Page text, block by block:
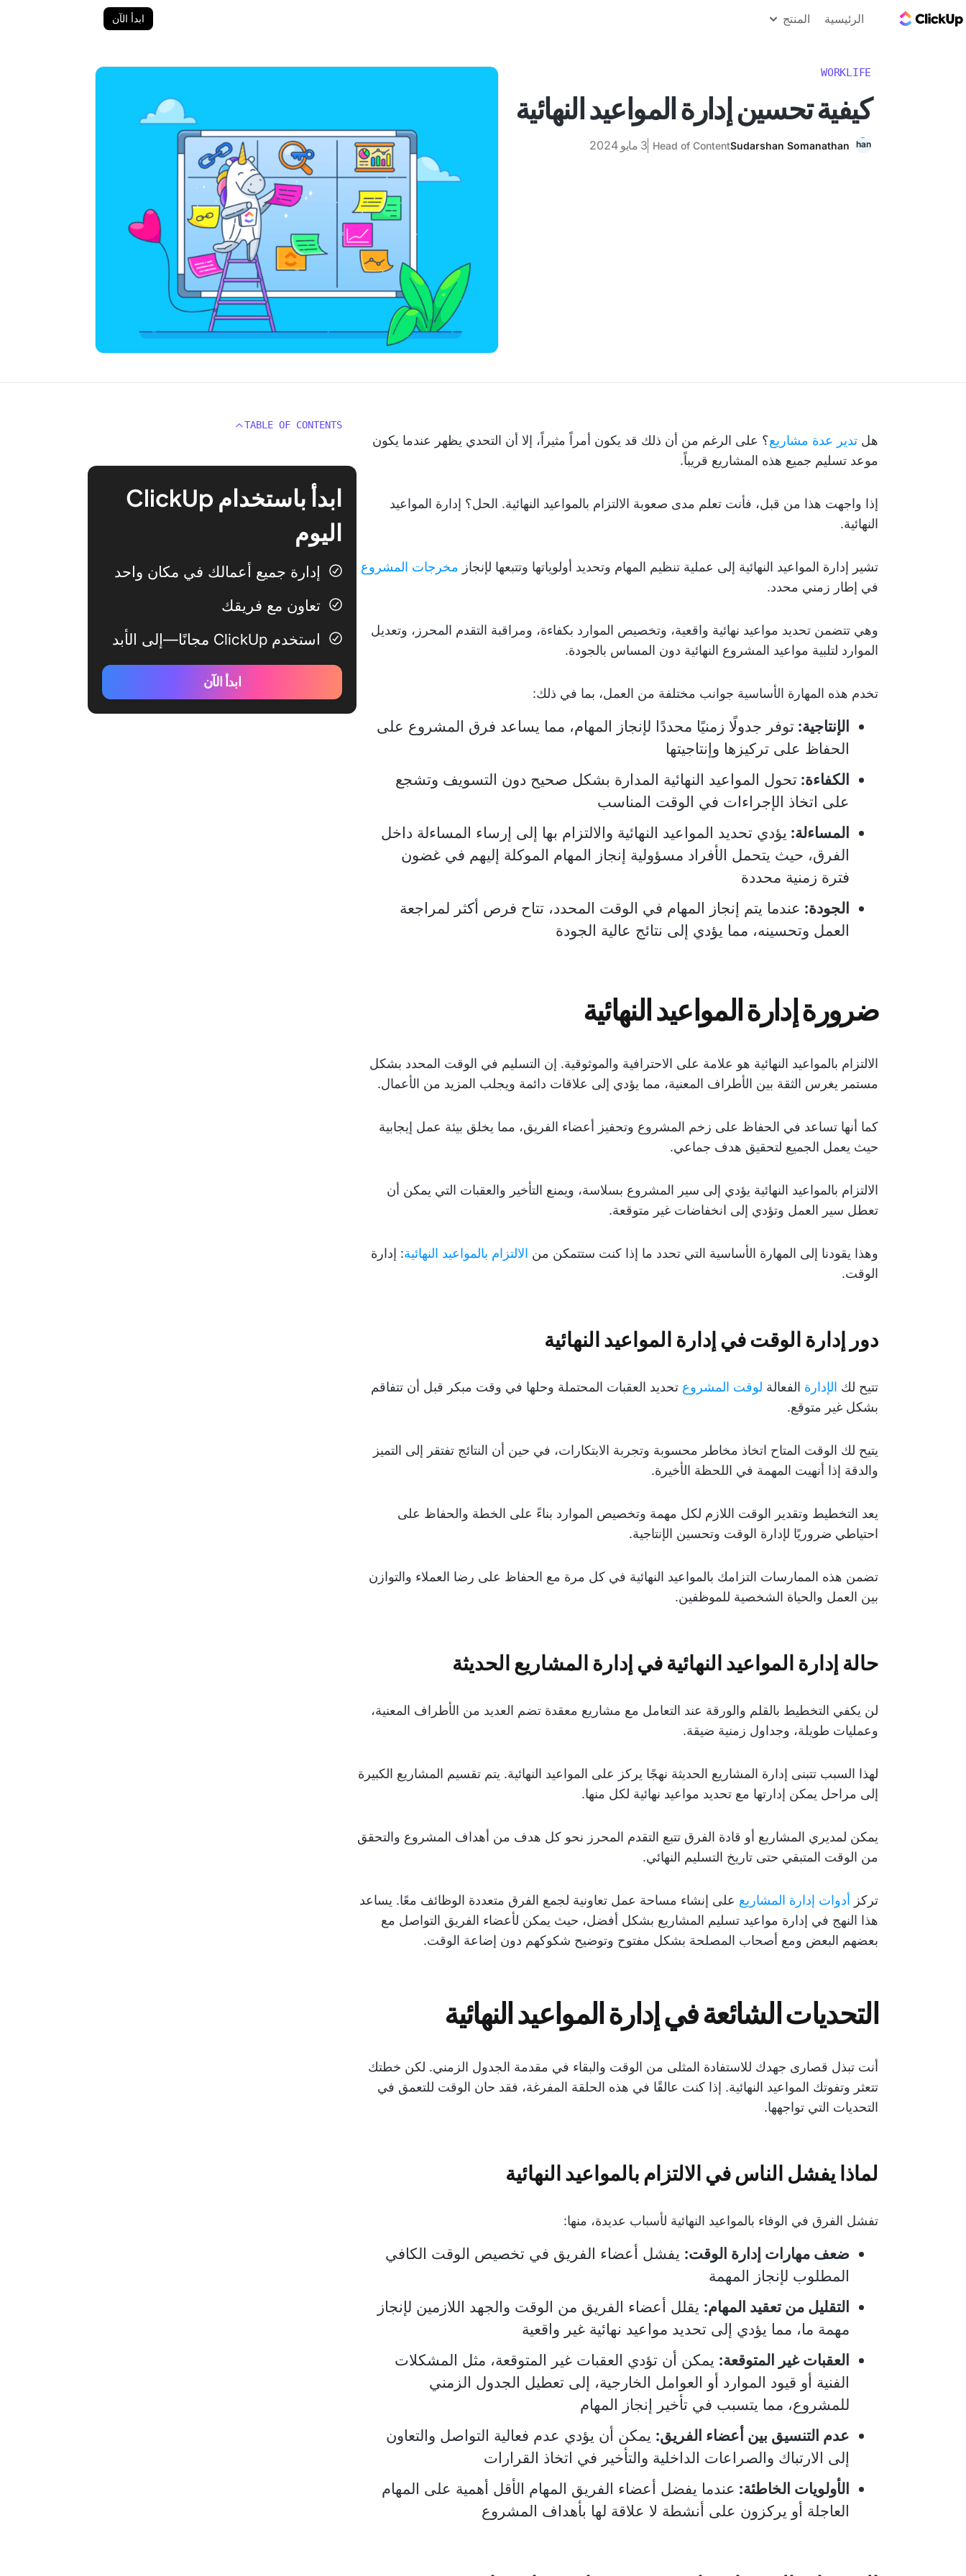
الرئيسية المنتج ابدأ الآن
WORKLIFE
كيفية تحسين إدارة المواعيد النهائية
Sudarshan Somanathan
Head of Content 3 مايو 2024
هل تدير عدة مشاريع؟ على الرغم من أن ذلك قد يكون أمراً مثيراً، إلا أن التحدي يظهر عندما يكون
موعد تسليم جميع هذه المشاريع قريباً.
إذا واجهت هذا من قبل، فأنت تعلم مدى صعوبة الالتزام بالمواعيد النهائية. الحل؟ إدارة المواعيد
النهائية.
تشير إدارة المواعيد النهائية إلى عملية تنظيم المهام وتحديد أولوياتها وتتبعها لإنجاز مخرجات المشروع
في إطار زمني محدد.
وهي تتضمن تحديد مواعيد نهائية واقعية، وتخصيص الموارد بكفاءة، ومراقبة التقدم المحرز، وتعديل
الموارد لتلبية مواعيد المشروع النهائية دون المساس بالجودة.
تخدم هذه المهارة الأساسية جوانب مختلفة من العمل، بما في ذلك:
الإنتاجية: توفر جدولًا زمنيًا محددًا لإنجاز المهام، مما يساعد فرق المشروع على
الحفاظ على تركيزها وإنتاجيتها
الكفاءة: تحول المواعيد النهائية المدارة بشكل صحيح دون التسويف وتشجع
على اتخاذ الإجراءات في الوقت المناسب
المساءلة: يؤدي تحديد المواعيد النهائية والالتزام بها إلى إرساء المساءلة داخل
الفرق، حيث يتحمل الأفراد مسؤولية إنجاز المهام الموكلة إليهم في غضون
فترة زمنية محددة
الجودة: عندما يتم إنجاز المهام في الوقت المحدد، تتاح فرص أكثر لمراجعة
العمل وتحسينه، مما يؤدي إلى نتائج عالية الجودة
ضرورة إدارة المواعيد النهائية
الالتزام بالمواعيد النهائية هو علامة على الاحترافية والموثوقية. إن التسليم في الوقت المحدد بشكل
مستمر يغرس الثقة بين الأطراف المعنية، مما يؤدي إلى علاقات دائمة ويجلب المزيد من الأعمال.
كما أنها تساعد في الحفاظ على زخم المشروع وتحفيز أعضاء الفريق، مما يخلق بيئة عمل إيجابية
حيث يعمل الجميع لتحقيق هدف جماعي.
الالتزام بالمواعيد النهائية يؤدي إلى سير المشروع بسلاسة، ويمنع التأخير والعقبات التي يمكن أن
تعطل سير العمل وتؤدي إلى انخفاضات غير متوقعة.
وهذا يقودنا إلى المهارة الأساسية التي تحدد ما إذا كنت ستتمكن من الالتزام بالمواعيد النهائية: إدارة
الوقت.
دور إدارة الوقت في إدارة المواعيد النهائية
تتيح لك الإدارة الفعالة لوقت المشروع تحديد العقبات المحتملة وحلها في وقت مبكر قبل أن تتفاقم
بشكل غير متوقع.
يتيح لك الوقت المتاح اتخاذ مخاطر محسوبة وتجربة الابتكارات، في حين أن النتائج تفتقر إلى التميز
والدقة إذا أنهيت المهمة في اللحظة الأخيرة.
يعد التخطيط وتقدير الوقت اللازم لكل مهمة وتخصيص الموارد بناءً على الخطة والحفاظ على
احتياطي ضروريًا لإدارة الوقت وتحسين الإنتاجية.
تضمن هذه الممارسات التزامك بالمواعيد النهائية في كل مرة مع الحفاظ على رضا العملاء والتوازن
بين العمل والحياة الشخصية للموظفين.
حالة إدارة المواعيد النهائية في إدارة المشاريع الحديثة
لن يكفي التخطيط بالقلم والورقة عند التعامل مع مشاريع معقدة تضم العديد من الأطراف المعنية،
وعمليات طويلة، وجداول زمنية ضيقة.
لهذا السبب تتبنى إدارة المشاريع الحديثة نهجًا يركز على المواعيد النهائية. يتم تقسيم المشاريع الكبيرة
إلى مراحل يمكن إدارتها مع تحديد مواعيد نهائية لكل منها.
يمكن لمديري المشاريع أو قادة الفرق تتبع التقدم المحرز نحو كل هدف من أهداف المشروع والتحقق
من الوقت المتبقي حتى تاريخ التسليم النهائي.
تركز أدوات إدارة المشاريع على إنشاء مساحة عمل تعاونية لجمع الفرق متعددة الوظائف معًا. يساعد
هذا النهج في إدارة مواعيد تسليم المشاريع بشكل أفضل، حيث يمكن لأعضاء الفريق التواصل مع
بعضهم البعض ومع أصحاب المصلحة بشكل مفتوح وتوضيح شكوكهم دون إضاعة الوقت.
التحديات الشائعة في إدارة المواعيد النهائية
أنت تبذل قصارى جهدك للاستفادة المثلى من الوقت والبقاء في مقدمة الجدول الزمني. لكن خطتك
تتعثر وتفوتك المواعيد النهائية. إذا كنت عالقًا في هذه الحلقة المفرغة، فقد حان الوقت للتعمق في
التحديات التي تواجهها.
لماذا يفشل الناس في الالتزام بالمواعيد النهائية
تفشل الفرق في الوفاء بالمواعيد النهائية لأسباب عديدة، منها:
ضعف مهارات إدارة الوقت: يفشل أعضاء الفريق في تخصيص الوقت الكافي
المطلوب لإنجاز المهمة
التقليل من تعقيد المهام: يقلل أعضاء الفريق من الوقت والجهد اللازمين لإنجاز
مهمة ما، مما يؤدي إلى تحديد مواعيد نهائية غير واقعية
العقبات غير المتوقعة: يمكن أن تؤدي العقبات غير المتوقعة، مثل المشكلات
الفنية أو قيود الموارد أو العوامل الخارجية، إلى تعطيل الجدول الزمني
للمشروع، مما يتسبب في تأخير إنجاز المهام
عدم التنسيق بين أعضاء الفريق: يمكن أن يؤدي عدم فعالية التواصل والتعاون
إلى الارتباك والصراعات الداخلية والتأخير في اتخاذ القرارات
الأولويات الخاطئة: عندما يفضل أعضاء الفريق المهام الأقل أهمية على المهام
العاجلة أو يركزون على أنشطة لا علاقة لها بأهداف المشروع
TABLE OF CONTENTS
ابدأ باستخدام ClickUp
اليوم
إدارة جميع أعمالك في مكان واحد
تعاون مع فريقك
استخدم ClickUp مجانًا—إلى الأبد
ابدأ الآن